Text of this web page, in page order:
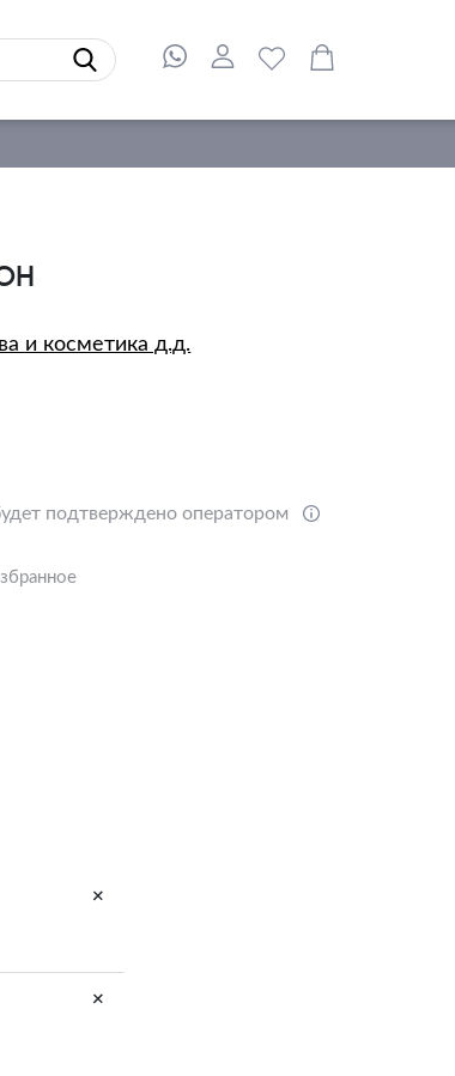
и косметика д.д.
подтверждено оператором
+
+